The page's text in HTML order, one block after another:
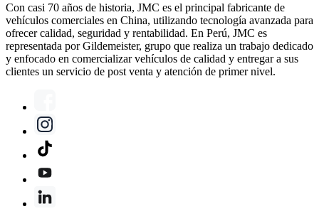
Con casi 70 años de historia, JMC es el principal fabricante de
vehículos comerciales en China, utilizando tecnología avanzada para
ofrecer calidad, seguridad y rentabilidad. En Perú, JMC es
representada por Gildemeister, grupo que realiza un trabajo dedicado
y enfocado en comercializar vehículos de calidad y entregar a sus
clientes un servicio de post venta y atención de primer nivel.